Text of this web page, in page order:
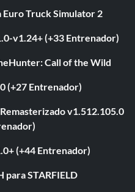
Truck Simulator 2
v1.24+ (+33 Entrenador)
Call of the Wild
(+27 Entrenador)
v1.512.105.0
(+44 Entrenador)
para STARFIELD